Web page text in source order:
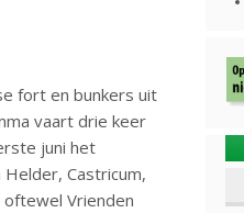
fort en bunkers uit
vaart drie keer
juni het
Castricum,
oftewel Vrienden